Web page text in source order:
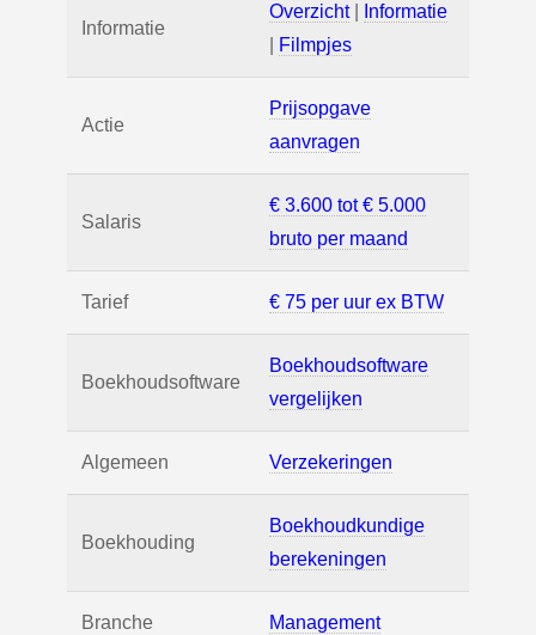
Informatie
Overzicht|
Informatie
Filmpjes
Actie
Prijsopgave
aanvragen
Salaris
€ 3.600 tot € 5.000
bruto per maand
Tarief € 75 per uur ex BTW
Boekhoudsoftware
Boekhoudsoftware
vergelijken
Algemeen Verzekeringen
Boekhouding
Boekhoudkundige
berekeningen
Branche Management